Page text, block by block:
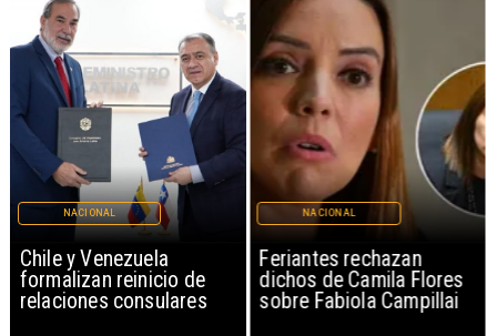
Chile y Venezuela
formalizan reinicio de
relaciones consulares
NACIONAL
Feriantes rechazan
dichos de Camila Flores
sobre Fabiola Campillai
NACIONAL